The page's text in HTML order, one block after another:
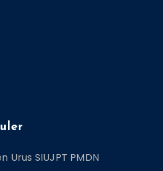
Urus SIUJPT PMDN